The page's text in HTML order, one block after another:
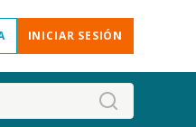
INICIAR SESIÓN